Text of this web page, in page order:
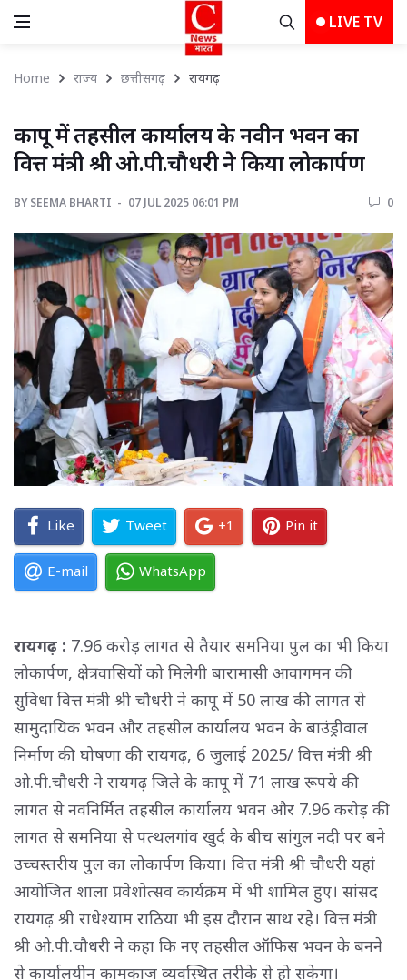
LIVE TV
Home राज्य छत्तीसगढ़ रायगढ़
कापू में तहसील कार्यालय के नवीन भवन का
वित्त मंत्री श्री ओ.पी.चौधरी ने किया लोकार्पण
BY SEEMA BHARTI 07 JUL 2025 06:01 PM 0
Like Tweet +1 Pin it
E-mail WhatsApp
रायगढ़ : 7.96 करोड़ लागत से तैयार समनिया पुल का भी किया
लोकार्पण, क्षेत्रवासियों को मिलेगी बारामासी आवागमन की
सुविधा वित्त मंत्री श्री चौधरी ने कापू में 50 लाख की लागत से
सामुदायिक भवन और तहसील कार्यालय भवन के बाउंड्रीवाल
निर्माण की घोषणा की रायगढ़, 6 जुलाई 2025/ वित्त मंत्री श्री
ओ.पी.चौधरी ने रायगढ़ जिले के कापू में 71 लाख रूपये की
लागत से नवनिर्मित तहसील कार्यालय भवन और 7.96 करोड़ की
लागत से समनिया से पत्थलगांव खुर्द के बीच सांगुल नदी पर बने
उच्चस्तरीय पुल का लोकार्पण किया। वित्त मंत्री श्री चौधरी यहां
आयोजित शाला प्रवेशोत्सव कार्यक्रम में भी शामिल हुए। सांसद
रायगढ़ श्री राधेश्याम राठिया भी इस दौरान साथ रहे। वित्त मंत्री
श्री ओ.पी.चौधरी ने कहा कि नए तहसील ऑफिस भवन के बनने
से कार्यालयीन कामकाज व्यवस्थित तरीके से हो सकेगा।